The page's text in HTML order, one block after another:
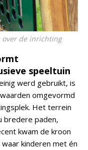
de inrichting
speeltuin
werd gebruikt, is
omgevormd
Het terrein
bredere paden,
kwam de kroon
kinderen met én